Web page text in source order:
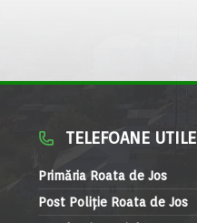
TELEFOANE UTILE
Primăria Roata de Jos
Post Poliție Roata de Jos